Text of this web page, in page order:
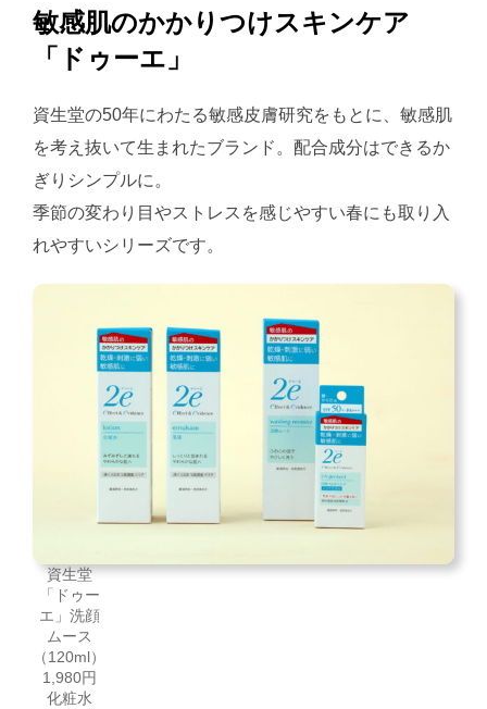
敏感肌のかかりつけスキンケア
「ドゥーエ」
資生堂の50年にわたる敏感皮膚研究をもとに、敏感肌
を考え抜いて生まれたブランド。配合成分はできるか
ぎりシンプルに。
季節の変わり目やストレスを感じやすい春にも取り入
れやすいシリーズです。
資生堂
「ドゥー
エ」洗顔
ムース
（120ml）
1,980円
化粧水